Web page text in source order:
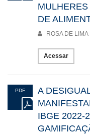
DE
ROSA DE
Acessar
PDF
A
IBGE 2022-